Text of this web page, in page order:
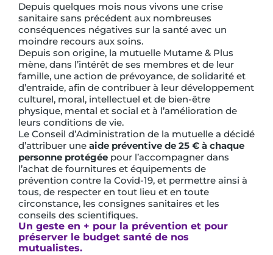
Depuis quelques mois nous vivons une crise
sanitaire sans précédent aux nombreuses
conséquences négatives sur la santé avec un
moindre recours aux soins.
Depuis son origine, la mutuelle Mutame & Plus
mène, dans l’intérêt de ses membres et de leur
famille, une action de prévoyance, de solidarité et
d’entraide, afin de contribuer à leur développement
culturel, moral, intellectuel et de bien-être
physique, mental et social et à l’amélioration de
leurs conditions de vie.
Le Conseil d’Administration de la mutuelle a décidé
d’attribuer une aide préventive de 25 € à chaque
personne protégée pour l’accompagner dans
l’achat de fournitures et équipements de
prévention contre la Covid-19, et permettre ainsi à
tous, de respecter en tout lieu et en toute
circonstance, les consignes sanitaires et les
conseils des scientifiques.
Un geste en + pour la prévention et pour
préserver le budget santé de nos
mutualistes.